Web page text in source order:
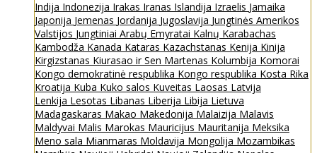
Indija Indonezija Irakas Iranas Islandija Izraelis Jamaika
Japonija Jemenas Jordanija Jugoslavija Jungtinės Amerikos
Valstijos Jungtiniai Arabų Emyratai Kalnų Karabachas
Kambodža Kanada Kataras Kazachstanas Kenija Kinija
Kirgizstanas Kiurasao ir Sen Martenas Kolumbija Komorai
Kongo demokratinė respublika Kongo respublika Kosta Rika
Kroatija Kuba Kuko salos Kuveitas Laosas Latvija
Lenkija Lesotas Libanas Liberija Libija Lietuva
Madagaskaras Makao Makedonija Malaizija Malavis
Maldyvai Malis Marokas Mauricijus Mauritanija Meksika
Meno sala Mianmaras Moldavija Mongolija Mozambikas